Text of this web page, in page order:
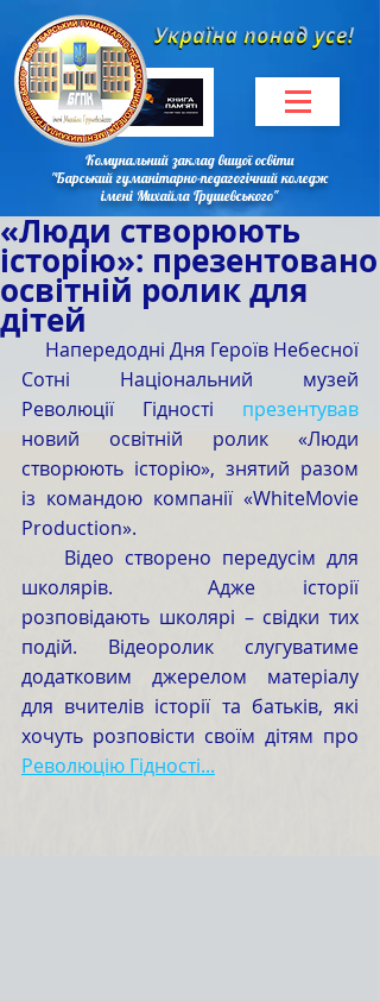
Комунальний заклад вищої освіти
"Барський гуманітарно-педагогічний коледж
імені Михайла Грушевського"
«Люди створюють
історію»: презентовано
освітній ролик для
дітей
Сотні Національний музей
Революції Гідності
новий освітній ролик «Люди
створюють історію», знятий разом
із командою компанії «WhiteMovie
Production».
школярів.  Адже історії
розповідають школярі – свідки тих
подій. Відеоролик слугуватиме
додатковим джерелом матеріалу
для вчителів історії та батьків, які
Революцію Гідності...